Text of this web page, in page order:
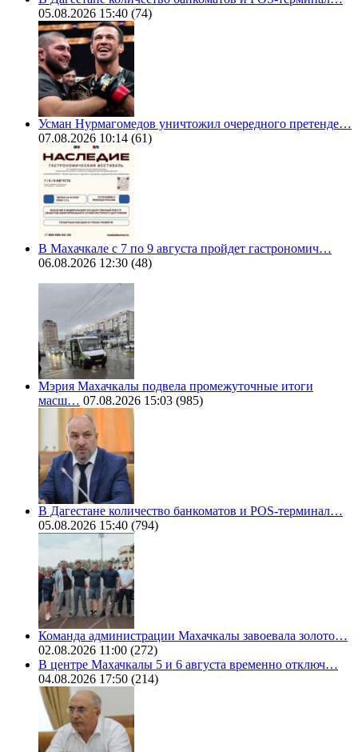
05.08.2026 15:40 (74)
Усман Нурмагомедов уничтожил очередного претенде…
07.08.2026 10:14 (61)
В Махачкале с 7 по 9 августа пройдет гастрономич…
06.08.2026 12:30 (48)
Мэрия Махачкалы подвела промежуточные итоги
масш… 07.08.2026 15:03 (985)
В Дагестане количество банкоматов и POS-терминал…
05.08.2026 15:40 (794)
Команда администрации Махачкалы завоевала золото…
02.08.2026 11:00 (272)
В центре Махачкалы 5 и 6 августа временно отключ…
04.08.2026 17:50 (214)